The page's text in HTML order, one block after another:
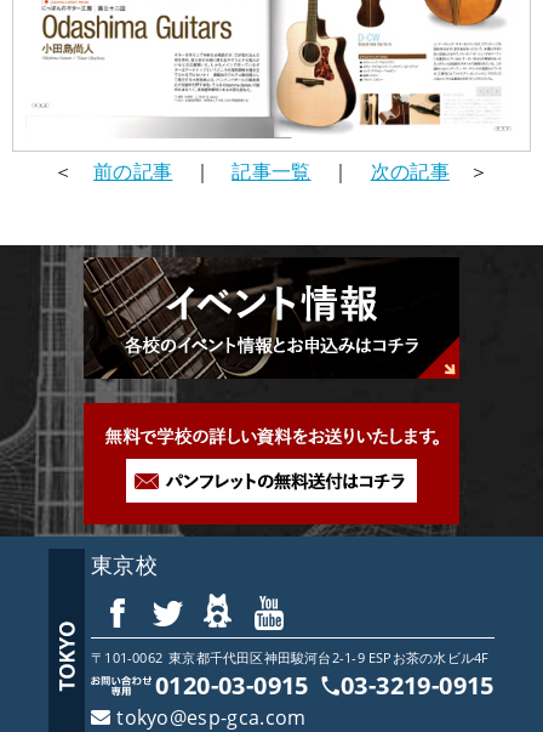
＜前の記事 ｜記事一覧 ｜ 次の記事＞
東京校
〒101-0062 東京都千代田区神田駿河台2-1-9 ESPお茶の水ビル4F
0120-03-0915 03-3219-0915
tokyo@esp-gca.com